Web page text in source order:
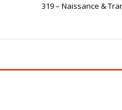
319 – Naissance &